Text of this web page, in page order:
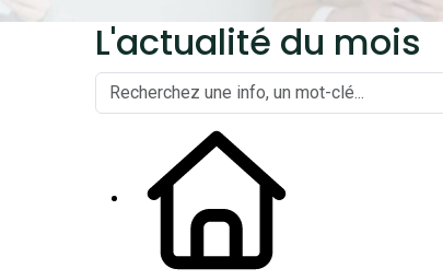
L'actualité du mois